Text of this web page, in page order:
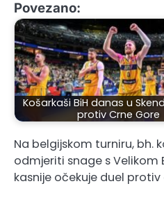
Povezano:
Košarkaši BiH danas u
protiv Crne Gore
Na belgijskom turniru, bh.
odmjeriti snage s Velikom
kasnije očekuje duel